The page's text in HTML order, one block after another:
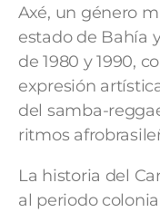
Axé, un género
estado de Bahía
de 1980 y 1990,
expresión
del samba-
ritmos
La historia del
al periodo